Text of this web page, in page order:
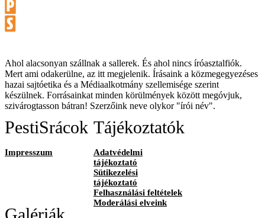
Ahol alacsonyan szállnak a sallerek. És ahol nincs íróasztalfiók.
Mert ami odakerülne, az itt megjelenik. Írásaink a közmegegyezéses
hazai sajtóetika és a Médiaalkotmány szellemisége szerint
készülnek. Forrásainkat minden körülmények között megóvjuk,
szivárogtasson bátran! Szerzőink neve olykor "írói név".
PestiSrácok
Impresszum
Tájékoztatók
Adatvédelmi
tájékoztató
Sütikezelési
tájékoztató
Felhasználási feltételek
Moderálási elveink
Galériák